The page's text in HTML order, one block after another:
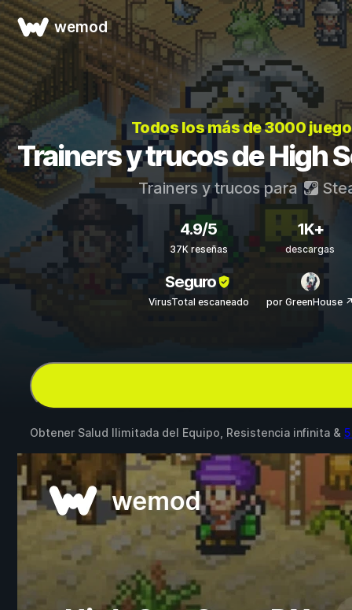
wemod
Todos los más de 3000
Trainers y trucos de High
Trainers y trucos para
4.9/5
37K reseñas
1K+
descargas
Seguro
VirusTotal escaneado por GreenHouse
Obtener Salud Ilimitada del Equipo, Resistencia infinita &